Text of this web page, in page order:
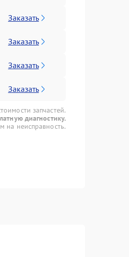
Заказать
Заказать
Заказать
Заказать
запчастей.
диагностику.
на неисправность.